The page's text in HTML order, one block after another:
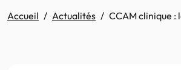
Accueil Actualités CCAM clinique :